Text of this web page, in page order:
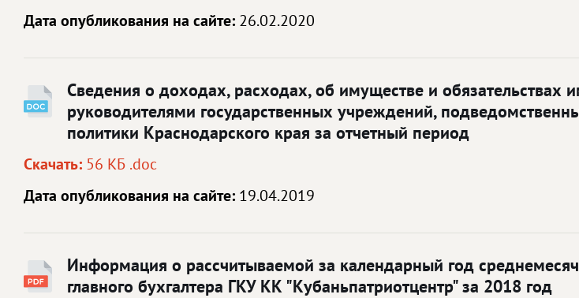
Дата опубликования на сайте: 26.02.2020
Сведения о доходах, расходах, об имуществе и обязательствах
руководителями государственных учреждений,
политики Краснодарского края за отчетный период
Скачать: 56 КБ .doc
Дата опубликования на сайте: 19.04.2019
Информация о рассчитываемой за календарный год
главного бухгалтера ГКУ КК "Кубаньпатриотцентр" за 2018 год